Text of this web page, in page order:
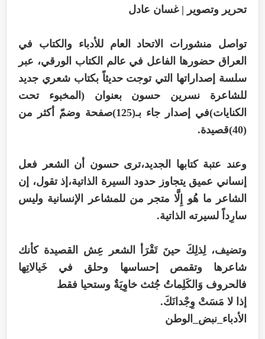
تحرير وتصوير | غسان عادل
تواصل منشورات الاتحاد العام للأدباء والكتاب في
العراق حضورها الفاعل في عالم الكتاب الورقي، عبر
سلسة إصداراتها التي توجت حديثاً بكتاب شعري جديد
للشاعرة نسرين حسون بعنوان (المخبوء تحت
الكنايات)في إصدار جاء بـ(125)صفحة وضمّ أكثر من
(40)قصيدة.
وعند عتبة كتابها الجديد،ترى حسون أن الشعر فعل
إنساني عميق يتجاوز حدود السيرة الذاتية،إذ تقول، إن
الشاعر ما هُو إِلَّا متجر من للمشاعر الإنسانية وليس
سارِداً لسيرته الذاتية.
وتضيف، لِذلِكَ حينَ تَقْرَأ الشعر عِش القصيدة كأنك
شاعرها وتقمص إحساسها وحلق في خَيالاتِها
فالحروف وَالكَلِماتُ جُثث خاوِيَةٌ وستحيا فقط
إذا لا مَسَتْ وِجْدانَكَ.
الأدباء_نبض_الوطن